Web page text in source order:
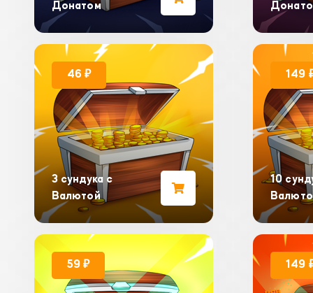
Донатом
46 ₽
3 сундука с
Валютой
149
10
59 ₽ 149